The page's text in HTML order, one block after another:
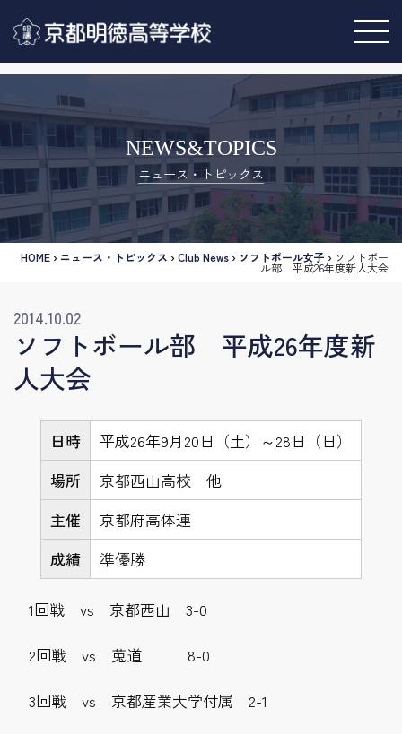
NEWS&TOPICS
ニュース・トピックス
HOME › ニュース・トピックス ›Club News › ソフトボール女子 › ソフトボー
ル部 平成26年度新人大会
2014.10.02
ソフトボール部 平成26年度新
人大会
日時
平成26年9月20日（土）～28日（日）
場所
京都西山高校 他
主催
京都府高体連
成績
準優勝
1回戦 vs 京都西山 3-0
2回戦 vs 莵道 8-0
3回戦 vs 京都産業大学付属 2-1